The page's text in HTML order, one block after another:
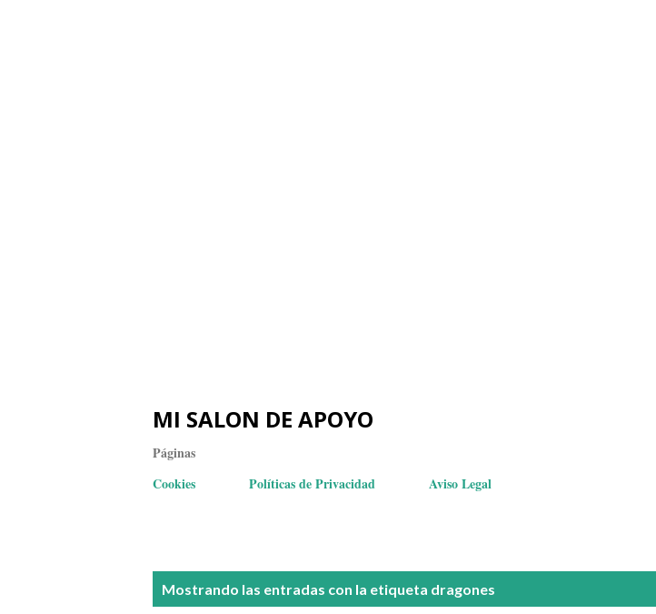
MI SALON DE APOYO
Páginas
Cookies
Políticas de Privacidad Aviso Legal
Mostrando las entradas con la etiqueta dragones